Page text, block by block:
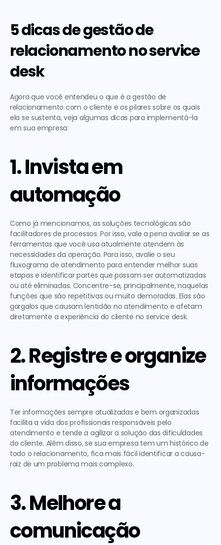
5 dicas de gestão de
relacionamento no service
desk
Agora que você entendeu o que é a gestão de
relacionamento com o cliente e os pilares sobre os quais
ela se sustenta, veja algumas dicas para implementá-la
em sua empresa:
1. Invista em
automação
Como já mencionamos, as soluções tecnológicas são
facilitadores de processos. Por isso, vale a pena avaliar se as
ferramentas que você usa atualmente atendem às
necessidades da operação. Para isso, avalie o seu
fluxograma de atendimento para entender melhor suas
etapas e identificar partes que possam ser automatizadas
ou até eliminadas. Concentre-se, principalmente, naquelas
funções que são repetitivas ou muito demoradas. Elas são
gargalos que causam lentidão no atendimento e afetam
diretamente a experiência do cliente no service desk.
2. Registre e organize
informações
Ter informações sempre atualizadas e bem organizadas
facilita a vida dos profissionais responsáveis pelo
atendimento e tende a agilizar a solução das dificuldades
do cliente. Além disso, se sua empresa tem um histórico de
todo o relacionamento, fica mais fácil identificar a causa-
raiz de um problema mais complexo.
3. Melhore a
comunicação